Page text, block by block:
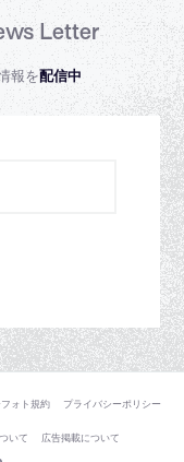
Letter
報を配信中
ォト規約 プライバシーポリシー
いて 広告掲載について